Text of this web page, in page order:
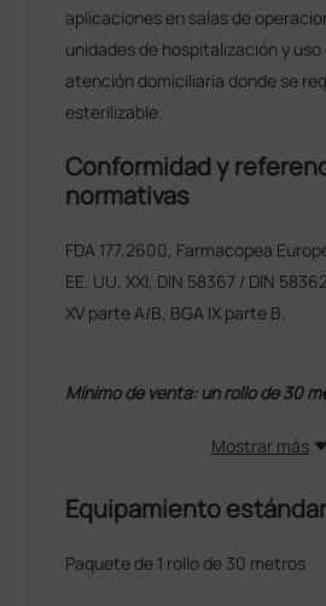
aplicaciones en salas de
unidades de hospitalización y
atención domiciliaria donde se
esterilizable.
Conformidad y
normativas
FDA 177.2600, Farmacopea
EE. UU. XXI, DIN 58367 / DIN
XV parte A/B, BGA IX parte B.
Mínimo de venta: un rollo de 30
Mostrar más
Equipamiento
Paquete de 1 rollo de 30 metros